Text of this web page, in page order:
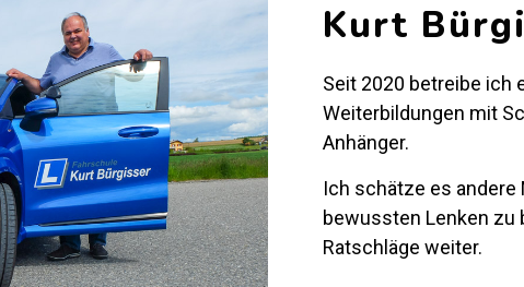
Kurt
Seit 2020 betreibe ich
Weiterbildungen mit
Anhänger.
Ich schätze es
bewussten Lenken zu
Ratschläge weiter.